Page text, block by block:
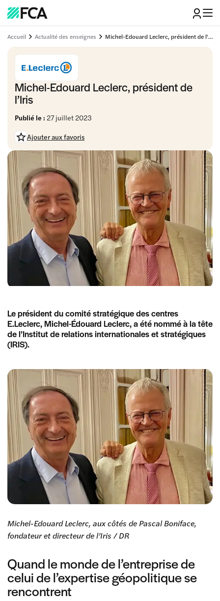
Accueil Actualité des enseignes Michel-Edouard Leclerc, président de l'Iris
Michel-Edouard Leclerc, président de
l’Iris
Publié le : 27 juillet 2023
Ajouter aux favoris
Le président du comité stratégique des centres
E.Leclerc, Michel-Édouard Leclerc, a été nommé à la tête
de l’Institut de relations internationales et stratégiques
(IRIS).
Michel-Edouard Leclerc, aux côtés de Pascal Boniface,
fondateur et directeur de l’Iris / DR
Quand le monde de l’entreprise de
celui de l’expertise géopolitique se
rencontrent